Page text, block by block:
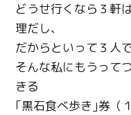
どうせ行くなら３軒
理だし、
だからといって３人
そんな私にもうって
きる
｢黒石食べ歩き｣券（